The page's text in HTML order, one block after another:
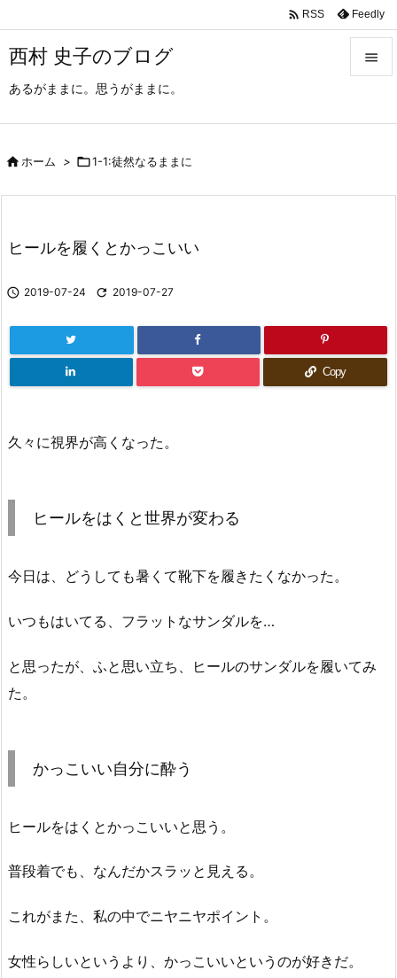
西村 史子のブログ
あるがままに。思うがままに。

 RSS Feedly
ホーム > 1-1:徒然なるままに
ヒールを履くとかっこいい
 2019-07-24  2019-07-27
Copy
久々に視界が高くなった。
ヒールをはくと世界が変わる
今日は、どうしても暑くて靴下を履きたくなかった。
いつもはいてる、フラットなサンダルを…
と思ったが、ふと思い立ち、ヒールのサンダルを履いてみ
た。
かっこいい自分に酔う
ヒールをはくとかっこいいと思う。
普段着でも、なんだかスラッと見える。
これがまた、私の中でニヤニヤポイント。
女性らしいというより、かっこいいというのが好きだ。